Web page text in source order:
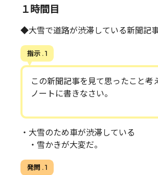
１時間目
◆大雪で道路が渋滞している新聞記事
指示 . 1
この新聞記事を見て思ったこと考
ノートに書きなさい。
・大雪のため車が渋滞している
・雪かきが大変だ。
発問 . 1